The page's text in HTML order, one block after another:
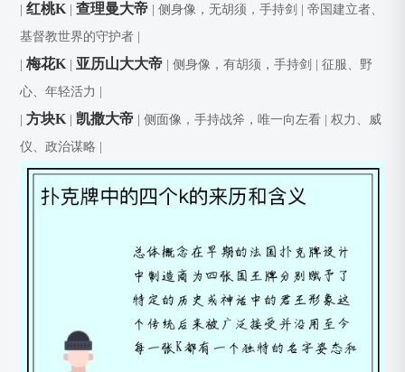
|红桃K|查理曼大帝 | 侧身像，无胡须，手持剑 | 帝国建立者、
基督教世界的守护者 |
|梅花K|亚历山大大帝 | 侧身像，有胡须，手持剑 | 征服、野
心、年轻活力 |
|方块K|凯撒大帝 | 侧面像，手持战斧，唯一向左看 | 权力、威
仪、政治谋略 |